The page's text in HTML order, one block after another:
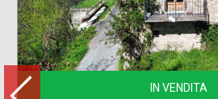
IN VENDITA